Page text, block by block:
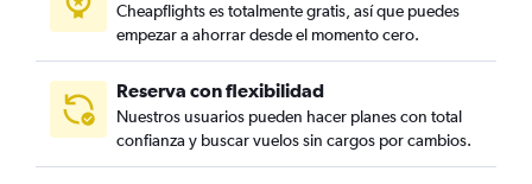
Cheapflights es totalmente gratis, así que puedes
empezar a ahorrar desde el momento cero.
Reserva con flexibilidad
Nuestros usuarios pueden hacer planes con total
confianza y buscar vuelos sin cargos por cambios.